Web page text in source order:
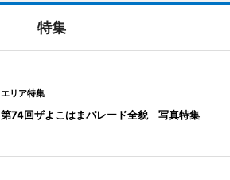
特集
エリア特集
第74回ザよこはまパレード全貌 写真特集